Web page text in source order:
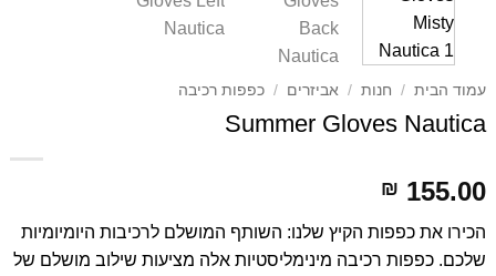
עמוד הבית / חנות / אביזרים / כפפות רכיבה
Summer Gloves Nautica
₪ 155.00
הכירו את כפפות הקיץ שלנו: השותף המושלם לרכיבות היומיומיות
שלכם. כפפות רכיבה מינימליסטיות אלה מציעות שילוב מושלם של